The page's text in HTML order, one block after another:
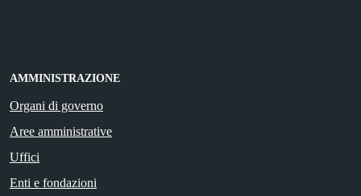
AMMINISTRAZIONE
Organi di governo
Aree amministrative
Uffici
Enti e fondazioni